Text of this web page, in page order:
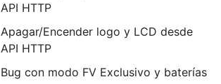
API HTTP
Apagar/Encender logo y LCD desde
API HTTP
Bug con modo FV Exclusivo y baterías